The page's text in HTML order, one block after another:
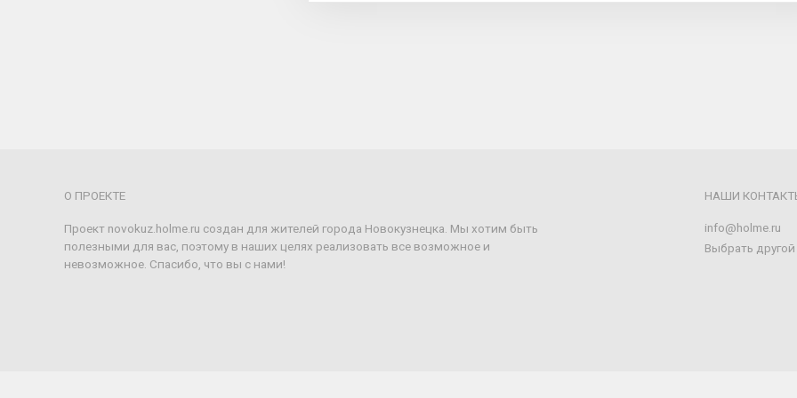
О ПРОЕКТЕ
Проект novokuz.holme.ru создан для жителей города Новокузнецка. Мы хотим быть
полезными для вас, поэтому в наших целях реализовать все возможное и
невозможное. Спасибо, что вы с нами!
НАШИ
info@holme.ru
Выбрать другой